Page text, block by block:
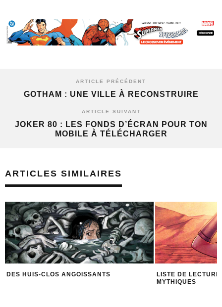
ARTICLE PRÉCÉDENT
GOTHAM : UNE VILLE À RECONSTRUIRE
ARTICLE SUIVANT
JOKER 80 : LES FONDS D’ÉCRAN POUR TON
MOBILE À TÉLÉCHARGER
ARTICLES SIMILAIRES
DES HUIS-CLOS ANGOISSANTS
LISTE DE
MYTHIQUES